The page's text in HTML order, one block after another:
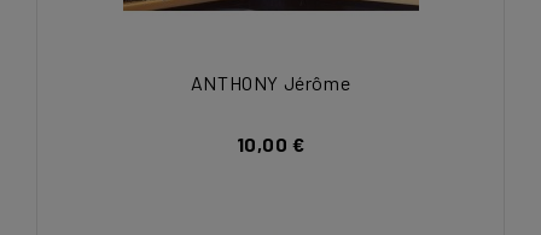
ANTHONY Jérôme
10,00 €